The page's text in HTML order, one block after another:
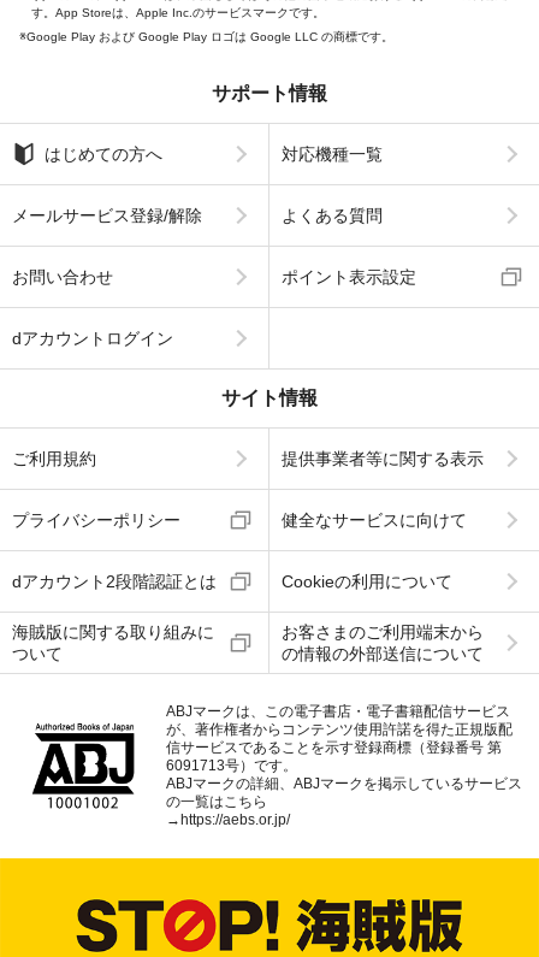
す。App Storeは、Apple Inc.のサービスマークです。
Google Play および Google Play ロゴは Google LLC の商標です。
サポート情報
はじめての方へ 対応機種一覧
メールサービス登録/解除 よくある質問
お問い合わせ ポイント表示設定
dアカウントログイン
サイト情報
ご利用規約 提供事業者等に関する表示
プライバシーポリシー 健全なサービスに向けて
dアカウント2段階認証とは Cookieの利用について
海賊版に関する取り組みに
ついて
お客さまのご利用端末から
の情報の外部送信について
ABJマークは、この電子書店・電子書籍配信サービス
が、著作権者からコンテンツ使用許諾を得た正規版配
信サービスであることを示す登録商標（登録番号 第
6091713号）です。
ABJマークの詳細、ABJマークを掲示しているサービス
の一覧はこちら
→https://aebs.or.jp/